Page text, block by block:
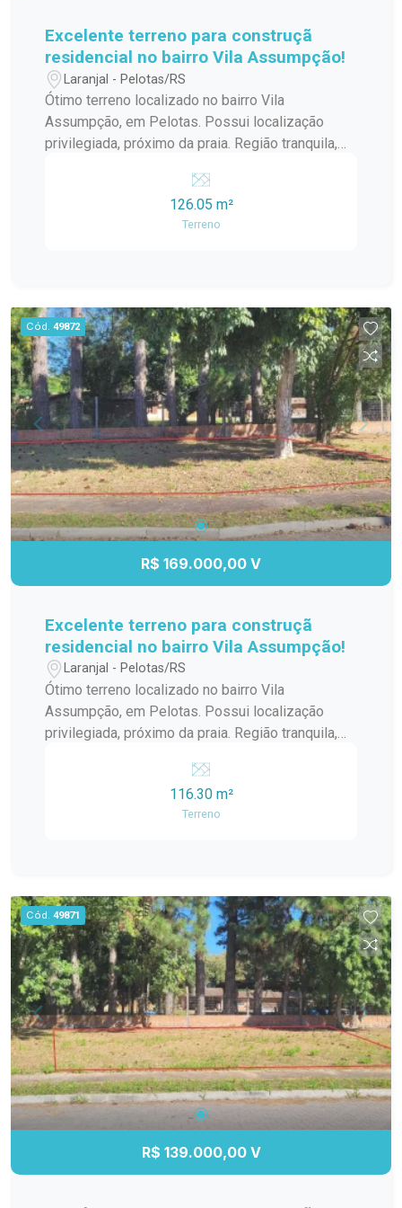
Excelente terreno para construçã
residencial no bairro Vila Assumpção!
Laranjal - Pelotas/RS
Ótimo terreno localizado no bairro Vila
Assumpção, em Pelotas. Possui localização
privilegiada, próximo da praia. Região tranquila,
126.05 m²
Terreno
Cód. 49872
R$ 169.000,00 V
Excelente terreno para construçã
residencial no bairro Vila Assumpção!
Laranjal - Pelotas/RS
Ótimo terreno localizado no bairro Vila
Assumpção, em Pelotas. Possui localização
privilegiada, próximo da praia. Região tranquila,
116.30 m²
Terreno
Cód. 49871
R$ 139.000,00 V